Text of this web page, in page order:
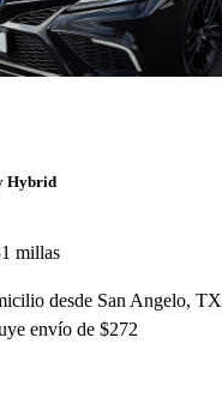
Hybrid
millas
desde San Angelo, TX
envío de $272